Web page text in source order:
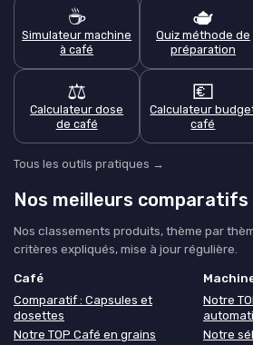
☕
Simulateur machine
à café
🫖
Quiz méthode de
préparation
⚖️
Calculateur dose
de café
💶
Calculateur
café
Tous les outils pratiques →
Nos meilleurs comparatifs
Nos classements produits, thème par
critères expliqués, mise à jour régulière.
Café
Comparatif : Capsules et
dosettes
Notre TOP Café en grains
Notre
Notre